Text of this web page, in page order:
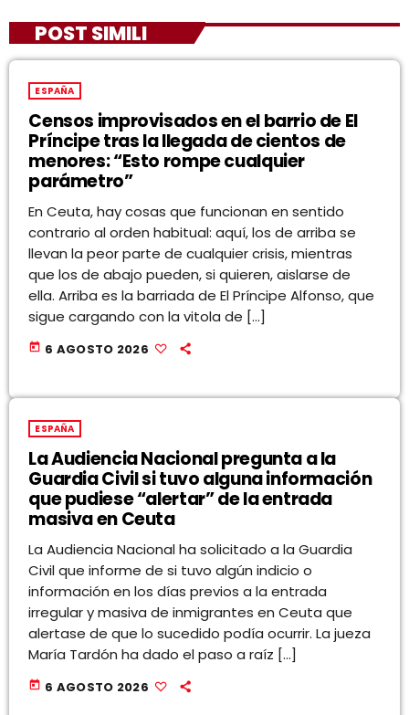
POST SIMILI
ESPAÑA
Censos improvisados en el barrio de El
Príncipe tras la llegada de cientos de
menores: “Esto rompe cualquier
parámetro”
En Ceuta, hay cosas que funcionan en sentido
contrario al orden habitual: aquí, los de arriba se
llevan la peor parte de cualquier crisis, mientras
que los de abajo pueden, si quieren, aislarse de
ella. Arriba es la barriada de El Príncipe Alfonso, que
sigue cargando con la vitola de […]
today 6 AGOSTO 2026
ESPAÑA
La Audiencia Nacional pregunta a la
Guardia Civil si tuvo alguna información
que pudiese “alertar” de la entrada
masiva en Ceuta
La Audiencia Nacional ha solicitado a la Guardia
Civil que informe de si tuvo algún indicio o
información en los días previos a la entrada
irregular y masiva de inmigrantes en Ceuta que
alertase de que lo sucedido podía ocurrir. La jueza
María Tardón ha dado el paso a raíz […]
today 6 AGOSTO 2026